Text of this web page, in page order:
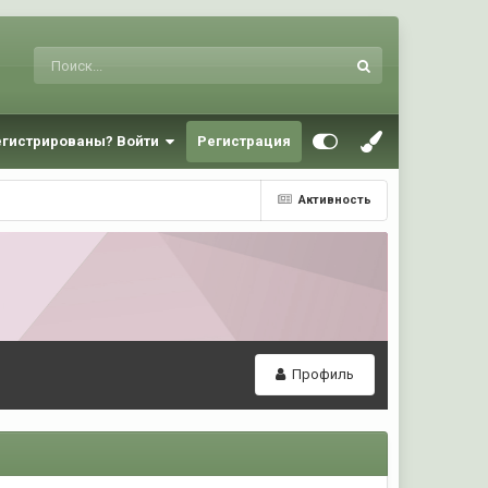
Войти Регистрация
Активность
Профиль